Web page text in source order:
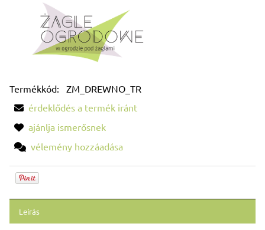
Termékkód:
ZM_DREWNO_TR
érdeklődés a termék iránt
ajánlja ismerősnek
vélemény hozzáadása
Leírás